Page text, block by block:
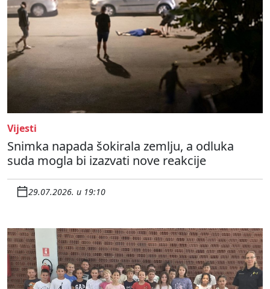
Vijesti
Snimka napada šokirala zemlju, a odluka
suda mogla bi izazvati nove reakcije
29.07.2026. u 19:10